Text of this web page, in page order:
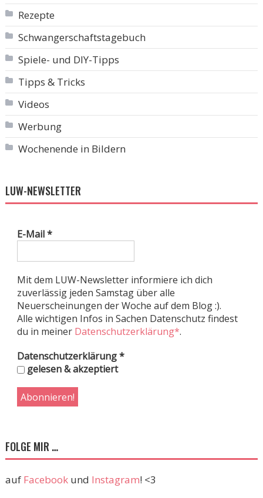
Rezepte
Schwangerschaftstagebuch
Spiele- und DIY-Tipps
Tipps & Tricks
Videos
Werbung
Wochenende in Bildern
LUW-NEWSLETTER
E-Mail*
Mit dem LUW-Newsletter informiere ich dich
zuverlässig jeden Samstag über alle
Neuerscheinungen der Woche auf dem Blog :).
Alle wichtigen Infos in Sachen Datenschutz findest
du in meiner Datenschutzerklärung*.
Datenschutzerklärung*
gelesen & akzeptiert
FOLGE MIR …
auf Facebookund Instagram! <3